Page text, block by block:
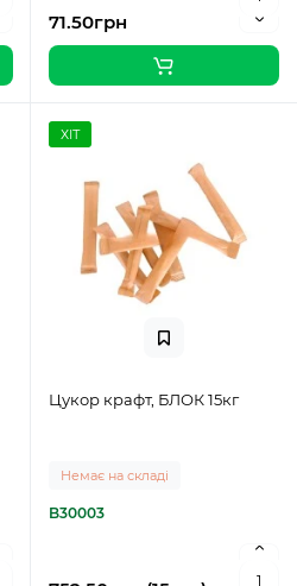
71.50грн
ХІТ
Цукор крафт, БЛОК 15кг
Немає на складі
B30003